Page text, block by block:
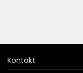
Kontakt